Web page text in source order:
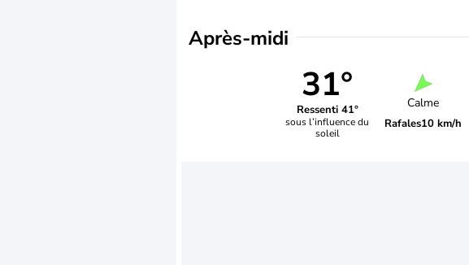
Après-midi
31°
Ressenti 41°
sous l’influence du
soleil
Calme
Rafales10 km/h